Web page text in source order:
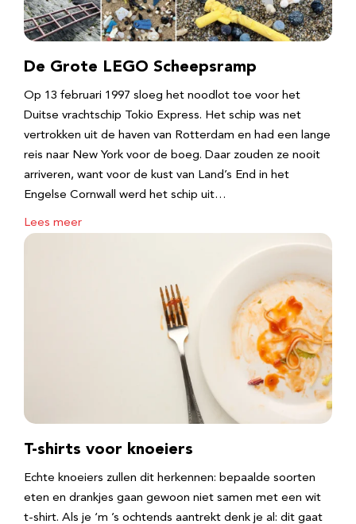
De Grote LEGO Scheepsramp
Op 13 februari 1997 sloeg het noodlot toe voor het
Duitse vrachtschip Tokio Express. Het schip was net
vertrokken uit de haven van Rotterdam en had een lange
reis naar New York voor de boeg. Daar zouden ze nooit
arriveren, want voor de kust van Land’s End in het
Engelse Cornwall werd het schip uit…
Lees meer
T-shirts voor knoeiers
Echte knoeiers zullen dit herkennen: bepaalde soorten
eten en drankjes gaan gewoon niet samen met een wit
t-shirt. Als je ‘m ’s ochtends aantrekt denk je al: dit gaat